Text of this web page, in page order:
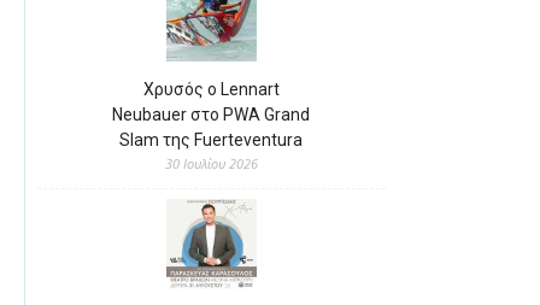
Χρυσός ο Lennart
Neubauer στο PWA Grand
Slam της Fuerteventura
30 Ιουλίου 2026